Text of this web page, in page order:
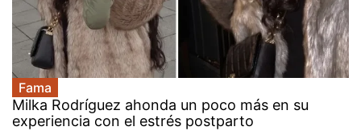
Fama
Milka Rodríguez ahonda un poco más en su
experiencia con el estrés postparto